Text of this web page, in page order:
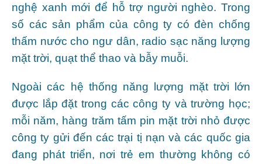
nghệ xanh mới để hỗ trợ người nghèo. Trong
số các sản phẩm của công ty có đèn chống
thấm nước cho ngư dân, radio sạc năng lượng
mặt trời, quạt thể thao và bẫy muỗi.
Ngoài các hệ thống năng lượng mặt trời lớn
được lắp đặt trong các công ty và trường học;
mỗi năm, hàng trăm tấm pin mặt trời nhỏ được
công ty gửi đến các trại tị nạn và các quốc gia
đang phát triển, nơi trẻ em thường không có